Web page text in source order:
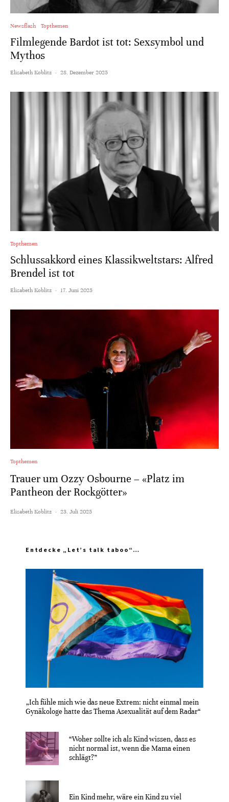
Newsflash Topthemen
Filmlegende Bardot ist tot: Sexsymbol und
Mythos
Elisabeth Koblitz · 28. Dezember 2025
Topthemen
Schlussakkord eines Klassikweltstars: Alfred
Brendel ist tot
Elisabeth Koblitz · 17. Juni 2025
Topthemen
Trauer um Ozzy Osbourne – «Platz im
Pantheon der Rockgötter»
Elisabeth Koblitz · 23. Juli 2025
Entdecke „Let’s talk taboo“…
„Ich fühle mich wie das neue Extrem: nicht einmal mein
Gynäkologe hatte das Thema Asexualität auf dem Radar“
“Woher sollte ich als Kind wissen, dass es
nicht normal ist, wenn die Mama einen
schlägt?”
Ein Kind mehr, wäre ein Kind zu viel